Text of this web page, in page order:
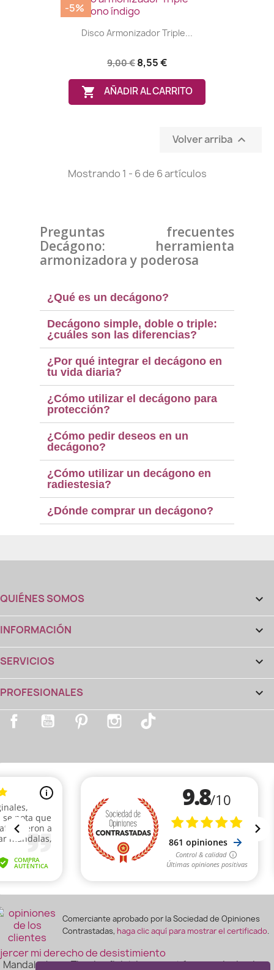
Disco Armonizador Triple...
9,00 € 8,55 €
 AÑADIR AL CARRITO
-5%
Volver arriba 
Mostrando 1 - 6 de 6 artículos
Preguntas frecuentes
Decágono: herramienta
armonizadora y poderosa
¿Qué es un decágono?
Decágono simple, doble o triple:
¿cuáles son las diferencias?
¿Por qué integrar el decágono en
tu vida diaria?
¿Cómo utilizar el decágono para
protección?
¿Cómo pedir deseos en un
decágono?
¿Cómo utilizar un decágono en
radiestesia?
¿Dónde comprar un decágono?
QUIÉNES SOMOS 
INFORMACIÓN 
SERVICIOS 
PROFESIONALES 
Facebook YouTube Pinterest Instagram
Comerciante aprobado por la Sociedad de Opiniones
Contrastadas, haga clic aquí para mostrar el certificado.
mi derecho de desistimiento
Mandalashop - Tienda oficial de geometría sagrada desde